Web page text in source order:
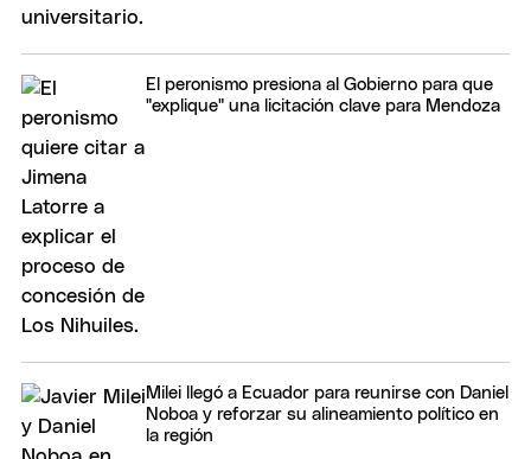
El peronismo presiona al Gobierno para que
"explique" una licitación clave para Mendoza
Milei llegó a Ecuador para reunirse con Daniel
Noboa y reforzar su alineamiento político en
la región